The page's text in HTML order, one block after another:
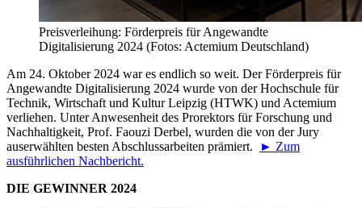
Preisverleihung: Förderpreis für Angewandte
Digitalisierung 2024 (Fotos: Actemium Deutschland)
Am 24. Oktober 2024 war es endlich so weit. Der Förderpreis für
Angewandte Digitalisierung 2024 wurde von der Hochschule für
Technik, Wirtschaft und Kultur Leipzig (HTWK) und Actemium
verliehen. Unter Anwesenheit des Prorektors für Forschung und
Nachhaltigkeit, Prof. Faouzi Derbel, wurden die von der Jury
auserwählten besten Abschlussarbeiten prämiert.
► Zum
ausführlichen Nachbericht.
DIE GEWINNER 2024